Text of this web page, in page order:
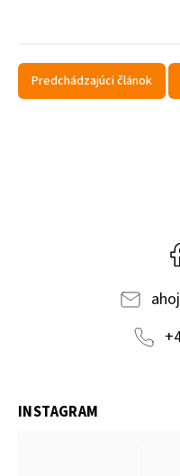
Predchádzajúci článok
ahoj
INSTAGRAM